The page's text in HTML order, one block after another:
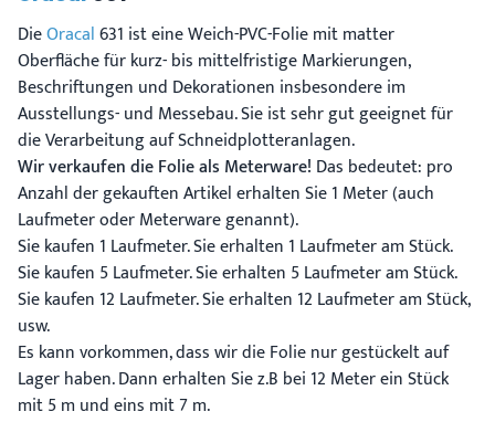
DieOracal631 ist eine Weich-PVC-Folie mit matter
Oberfläche für kurz- bis mittelfristige Markierungen,
Beschriftungen und Dekorationen insbesondere im
Ausstellungs- und Messebau. Sie ist sehr gut geeignet für
die Verarbeitung auf Schneidplotteranlagen.
Wir verkaufen die Folie als Meterware! Das bedeutet: pro
Anzahl der gekauften Artikel erhalten Sie 1 Meter (auch
Laufmeter oder Meterware genannt).
Sie kaufen 1 Laufmeter. Sie erhalten 1 Laufmeter am Stück.
Sie kaufen 5 Laufmeter. Sie erhalten 5 Laufmeter am Stück.
Sie kaufen 12 Laufmeter. Sie erhalten 12 Laufmeter am Stück,
usw.
Es kann vorkommen, dass wir die Folie nur gestückelt auf
Lager haben. Dann erhalten Sie z.B bei 12 Meter ein Stück
mit 5 m und eins mit 7 m.